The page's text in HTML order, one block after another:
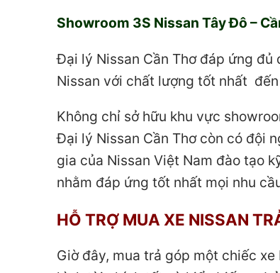
Showroom 3S Nissan Tây Đô –
Đại lý Nissan Cần Thơ đáp ứng
Nissan với chất lượng tốt nhất
Không chỉ sở hữu khu vực
Đại lý Nissan Cần Thơ còn có đội
gia của Nissan Việt Nam đào tạo
nhằm đáp ứng tốt nhất mọi nhu
HỖ TRỢ MUA XE NISSAN
Giờ đây, mua trả góp một chiếc